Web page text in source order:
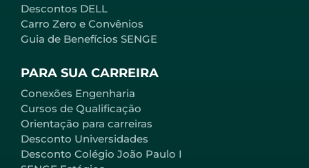
Descontos DELL
Carro Zero e Convênios
Guia de Benefícios SENGE
PARA SUA CARREIRA
Conexões Engenharia
Cursos de Qualificação
Orientação para carreiras
Desconto Universidades
Desconto Colégio João Paulo I